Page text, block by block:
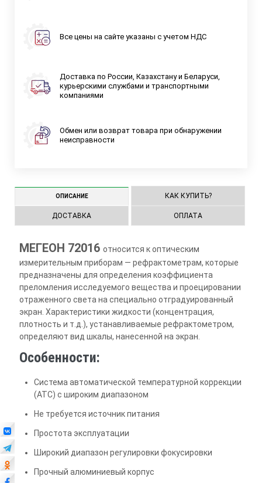
Все цены на сайте указаны с учетом НДС
Доставка по России, Казахстану и Беларуси,
курьерскими службами и транспортными
компаниями
Обмен или возврат товара при обнаружении
неисправности
ОПИСАНИЕ КАК КУПИТЬ?
ДОСТАВКА ОПЛАТА
МЕГЕОН 72016 относится к оптическим
измерительным приборам — рефрактометрам, которые
предназначены для определения коэффициента
преломления исследуемого вещества и проецировании
отраженного света на специально отградуированный
экран. Характеристики жидкости (концентрация,
плотность и т.д.), устанавливаемые рефрактометром,
определяют вид шкалы, нанесенной на экран.
Особенности:
Система автоматической температурной коррекции
(ATC) с широким диапазоном
Не требуется источник питания
Простота эксплуатации
Широкий диапазон регулировки фокусировки
Прочный алюминиевый корпус